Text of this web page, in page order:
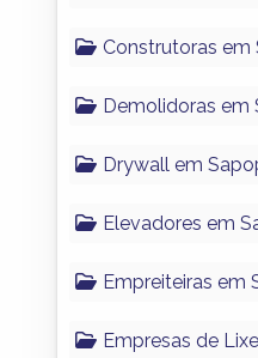
Construtoras em
Demolidoras em
Drywall em
Elevadores em
Empreiteiras em
Empresas de